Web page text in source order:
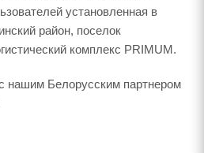
установленная
район, поселок
комплекс PRIMUM.
нашим Белорусским партнером